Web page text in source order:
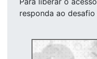
responda ao desafio